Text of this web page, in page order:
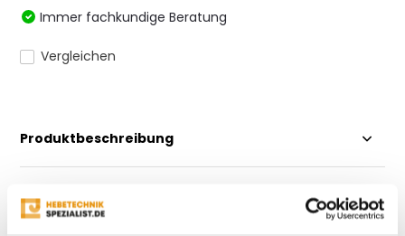
Immer fachkundige Beratung
Vergleichen
Produktbeschreibung
Eigenschaften